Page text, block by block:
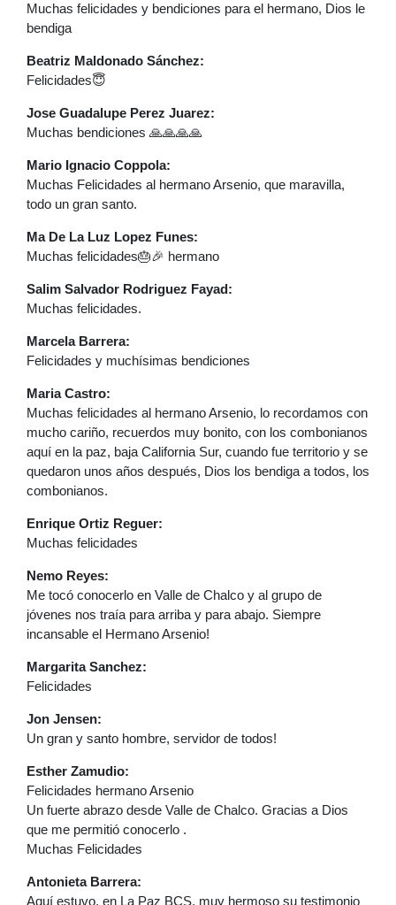
Muchas felicidades y bendiciones para el hermano, Dios le
bendiga
Beatriz Maldonado Sánchez:
Felicidades😇
Jose Guadalupe Perez Juarez:
Muchas bendiciones 🙏🙏🙏🙏
Mario Ignacio Coppola:
Muchas Felicidades al hermano Arsenio, que maravilla,
todo un gran santo.
Ma De La Luz Lopez Funes:
Muchas felicidades🎂🎉 hermano
Salim Salvador Rodriguez Fayad:
Muchas felicidades.
Marcela Barrera:
Felicidades y muchísimas bendiciones
Maria Castro:
Muchas felicidades al hermano Arsenio, lo recordamos con
mucho cariño, recuerdos muy bonito, con los combonianos
aquí en la paz, baja California Sur, cuando fue territorio y se
quedaron unos años después, Dios los bendiga a todos, los
combonianos.
Enrique Ortiz Reguer:
Muchas felicidades
Nemo Reyes:
Me tocó conocerlo en Valle de Chalco y al grupo de
jóvenes nos traía para arriba y para abajo. Siempre
incansable el Hermano Arsenio!
Margarita Sanchez:
Felicidades
Jon Jensen:
Un gran y santo hombre, servidor de todos!
Esther Zamudio:
Felicidades hermano Arsenio
Un fuerte abrazo desde Valle de Chalco. Gracias a Dios
que me permitió conocerlo .
Muchas Felicidades
Antonieta Barrera:
Aquí estuvo, en La Paz BCS, muy hermoso su testimonio